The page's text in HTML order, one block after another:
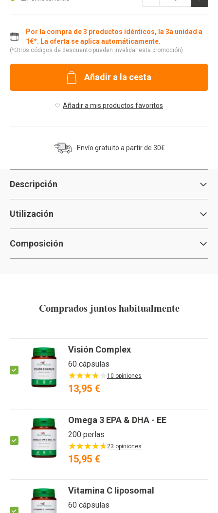
Por la compra de 3 productos idénticos, la 3a unidad a
1€*. La oferta se aplica automáticamente.
(*Otros códigos de descuento pueden invalidar esta promoción)
Añadir a la cesta
Añadir a mis productos favoritos
Envío gratuito a partir de 30€
Descripción
Utilización
Composición
Comprados juntos habitualmente
Visión Complex
60 cápsulas
10 opiniones
13,95 €
Omega 3 EPA & DHA - EE
200 perlas
23 opiniones
15,95 €
Vitamina C liposomal
60 cápsulas